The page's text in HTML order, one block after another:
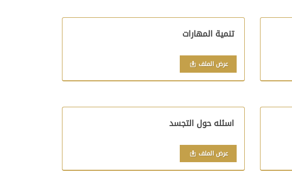
تنمية المهارات
عرض الملف
اسئله حول التجسد
عرض الملف